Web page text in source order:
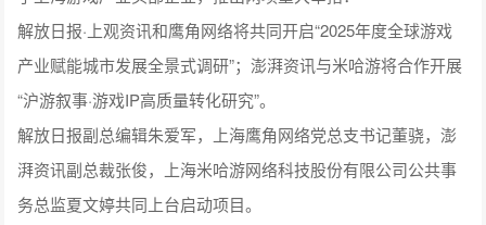
解放日报·上观资讯和鹰角网络将共同开启“2025年度全球游戏
产业赋能城市发展全景式调研”；澎湃资讯与米哈游将合作开展
“沪游叙事·游戏IP高质量转化研究”。
解放日报副总编辑朱爱军，上海鹰角网络党总支书记董骁，澎
湃资讯副总裁张俊，上海米哈游网络科技股份有限公司公共事
务总监夏文婷共同上台启动项目。